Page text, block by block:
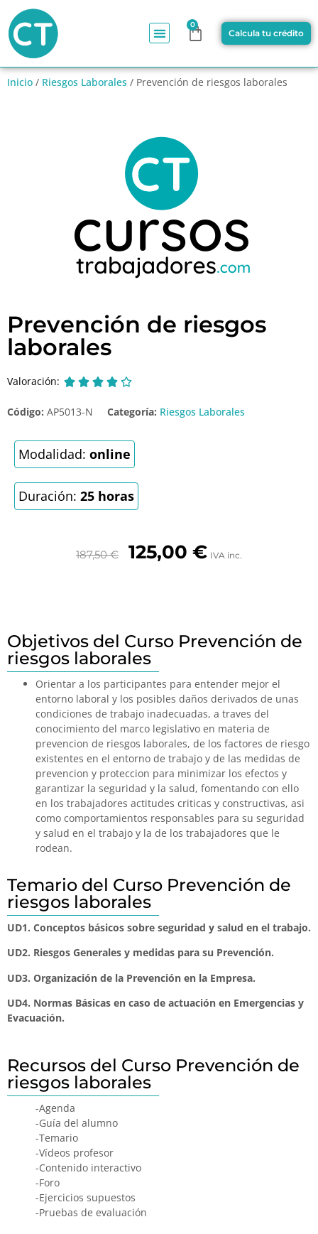
0
Calcula tu crédito
Inicio / Riesgos Laborales / Prevención de riesgos laborales
Prevención de riesgos
laborales
Valoración:     
Código: AP5013-N Categoría: Riesgos Laborales
Modalidad: online
Duración: 25 horas
187,50€ 125,00 € IVA inc.
Objetivos del Curso Prevención de
riesgos laborales
Orientar a los participantes para entender mejor el
entorno laboral y los posibles daños derivados de unas
condiciones de trabajo inadecuadas, a traves del
conocimiento del marco legislativo en materia de
prevencion de riesgos laborales, de los factores de riesgo
existentes en el entorno de trabajo y de las medidas de
prevencion y proteccion para minimizar los efectos y
garantizar la seguridad y la salud, fomentando con ello
en los trabajadores actitudes criticas y constructivas, asi
como comportamientos responsables para su seguridad
y salud en el trabajo y la de los trabajadores que le
rodean.
Temario del Curso Prevención de
riesgos laborales
UD1. Conceptos básicos sobre seguridad y salud en el trabajo.
UD2. Riesgos Generales y medidas para su Prevención.
UD3. Organización de la Prevención en la Empresa.
UD4. Normas Básicas en caso de actuación en Emergencias y
Evacuación.
Recursos del Curso Prevención de
riesgos laborales
-Agenda
-Guía del alumno
-Temario
-Vídeos profesor
-Contenido interactivo
-Foro
-Ejercicios supuestos
-Pruebas de evaluación